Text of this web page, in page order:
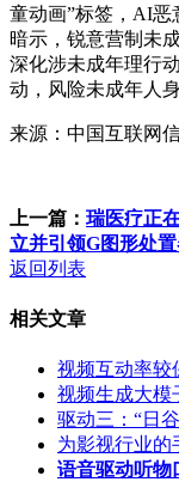
童动画”标签，AI恶
暗示，锐意营制未
深化涉未成年理行
动，风险未成年人
来源：中国互联网
上一篇： 瑞医疗正
立并引领G图形处
返回列表
相关文章
视频互动率较
视频生成大模
驱动三：“日
为影视行业的
语音驱动听物